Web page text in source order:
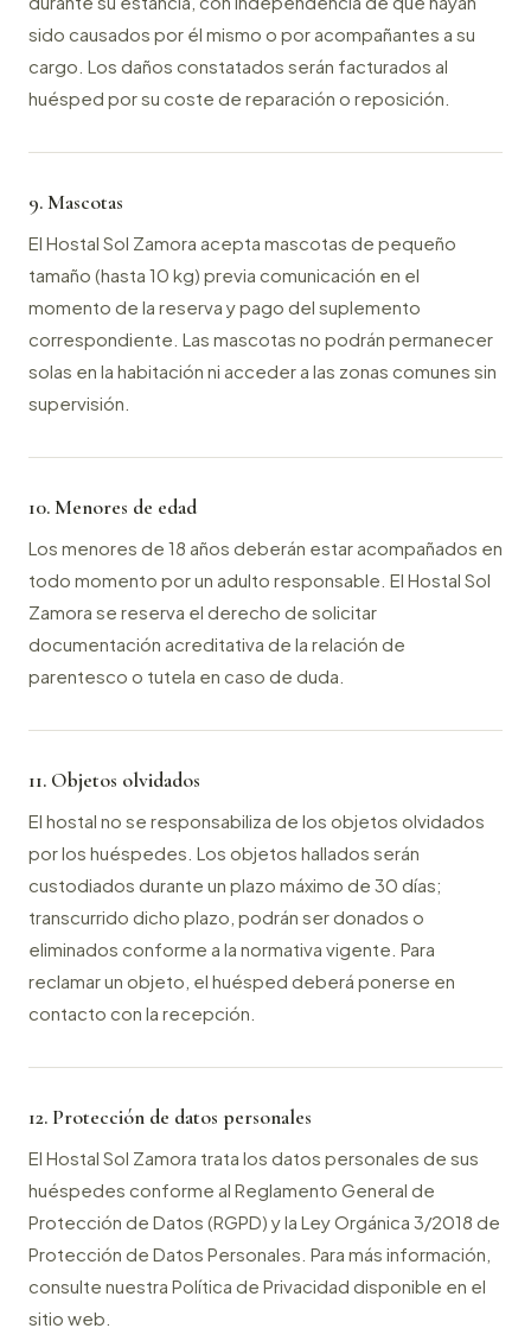
sido causados por él mismo o por acompañantes a su
cargo. Los daños constatados serán facturados al
huésped por su coste de reparación o reposición.
9. Mascotas
El Hostal Sol Zamora acepta mascotas de pequeño
tamaño (hasta 10 kg) previa comunicación en el
momento de la reserva y pago del suplemento
correspondiente. Las mascotas no podrán permanecer
solas en la habitación ni acceder a las zonas comunes sin
supervisión.
10. Menores de edad
Los menores de 18 años deberán estar acompañados en
todo momento por un adulto responsable. El Hostal Sol
Zamora se reserva el derecho de solicitar
documentación acreditativa de la relación de
parentesco o tutela en caso de duda.
11. Objetos olvidados
El hostal no se responsabiliza de los objetos olvidados
por los huéspedes. Los objetos hallados serán
custodiados durante un plazo máximo de 30 días;
transcurrido dicho plazo, podrán ser donados o
eliminados conforme a la normativa vigente. Para
reclamar un objeto, el huésped deberá ponerse en
contacto con la recepción.
12. Protección de datos personales
El Hostal Sol Zamora trata los datos personales de sus
huéspedes conforme al Reglamento General de
Protección de Datos (RGPD) y la Ley Orgánica 3/2018 de
Protección de Datos Personales. Para más información,
consulte nuestra Política de Privacidad disponible en el
sitio web.